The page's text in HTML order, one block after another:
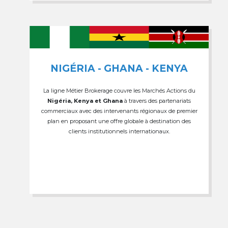
NIGÉRIA - GHANA - KENYA
La ligne Métier Brokerage couvre les Marchés Actions du
Nigéria, Kenya et Ghana à travers des partenariats
commerciaux avec des intervenants régionaux de premier
plan en proposant une offre globale à destination des
clients institutionnels internationaux.